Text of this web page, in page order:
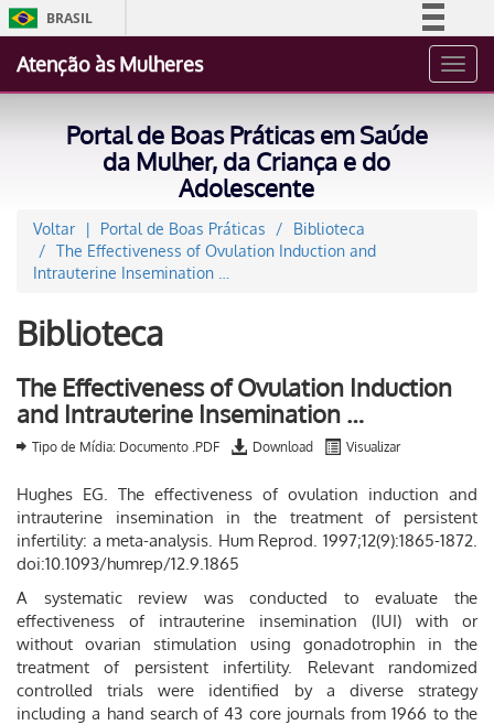
BRASIL
Acesso à informação
Atenção às Mulheres
Portal de Boas Práticas em Saúde
da Mulher, da Criança e do
Adolescente
Voltar Portal de Boas Práticas
Biblioteca
The Effectiveness of Ovulation Induction and
Intrauterine Insemination …
Biblioteca
The Effectiveness of Ovulation Induction
and Intrauterine Insemination …
Tipo de Mídia: Documento .PDF Download Visualizar
Hughes EG. The effectiveness of ovulation induction and
intrauterine insemination in the treatment of persistent
infertility: a meta-analysis. Hum Reprod. 1997;12(9):1865-1872.
doi:10.1093/humrep/12.9.1865
A systematic review was conducted to evaluate the
effectiveness of intrauterine insemination (IUI) with or
without ovarian stimulation using gonadotrophin in the
treatment of persistent infertility. Relevant randomized
controlled trials were identified by a diverse strategy
including a hand search of 43 core journals from 1966 to the